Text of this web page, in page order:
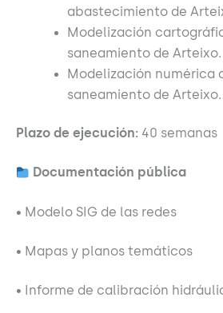
abastecimiento de
Modelización
saneamiento de Arteixo.
Modelización numérica
saneamiento de Arteixo.
Plazo de ejecución: 40 semanas
Documentación pública
• Modelo SIG de las redes
• Mapas y planos temáticos
• Informe de calibración